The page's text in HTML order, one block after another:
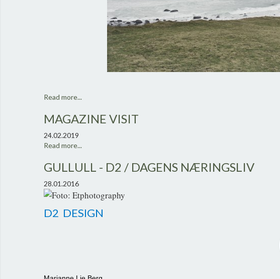
Read more...
MAGAZINE VISIT
24.02.2019
Read more...
GULLULL - D2 / DAGENS NÆRINGSLIV
28.01.2016
D2 DESIGN